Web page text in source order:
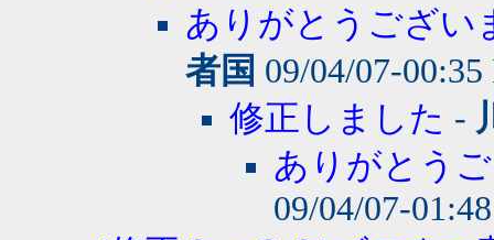
ありがとうござい
者国 09/04/07-00:35
修正しました -
ありがとう
09/04/07-